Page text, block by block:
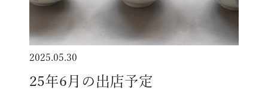
2025.05.30
25年6月の出店予定